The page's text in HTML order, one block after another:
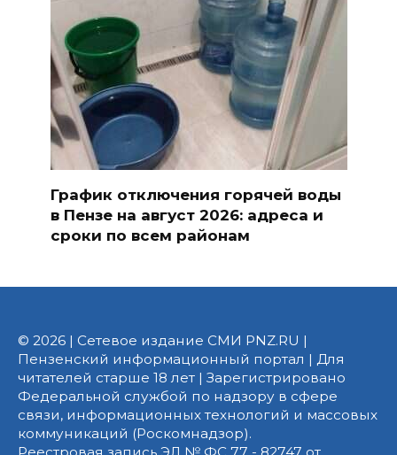
График отключения горячей воды
в Пензе на август 2026: адреса и
сроки по всем районам
© 2026 | Сетевое издание СМИ PNZ.RU |
Пензенский информационный портал | Для
читателей старше 18 лет | Зарегистрировано
Федеральной службой по надзору в сфере
связи, информационных технологий и массовых
коммуникаций (Роскомнадзор).